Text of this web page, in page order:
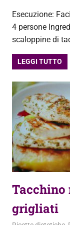
Esecuzione:
4 persone
scaloppine di
LEGGI TUTTO
Tacchino
grigliati